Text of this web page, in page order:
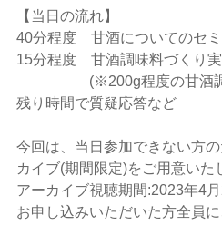
【当日の流れ】
40分程度 甘酒についてのセ
15分程度 甘酒調味料づくり
(※200g程度の甘酒調味
残り時間で質疑応答など
今回は、当日参加できない方
カイブ(期間限定)をご用意いた
アーカイブ視聴期間:2023年4
お申し込みいただいた方全員